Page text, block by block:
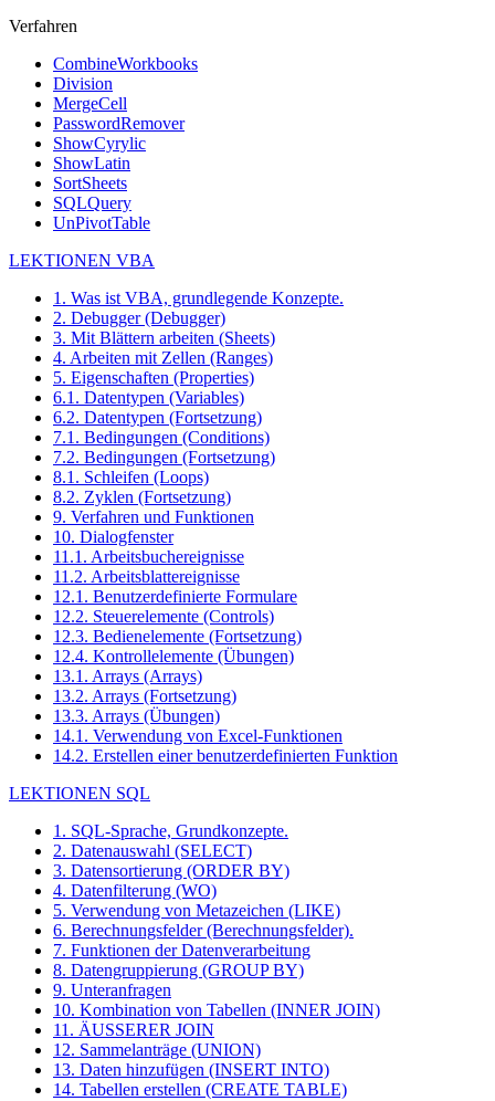
Verfahren
CombineWorkbooks
Division
MergeCell
PasswordRemover
ShowCyrylic
ShowLatin
SortSheets
SQLQuery
UnPivotTable
LEKTIONEN VBA
1. Was ist VBA, grundlegende Konzepte.
2. Debugger (Debugger)
3. Mit Blättern arbeiten (Sheets)
4. Arbeiten mit Zellen (Ranges)
5. Eigenschaften (Properties)
6.1. Datentypen (Variables)
6.2. Datentypen (Fortsetzung)
7.1. Bedingungen (Conditions)
7.2. Bedingungen (Fortsetzung)
8.1. Schleifen (Loops)
8.2. Zyklen (Fortsetzung)
9. Verfahren und Funktionen
10. Dialogfenster
11.1. Arbeitsbuchereignisse
11.2. Arbeitsblattereignisse
12.1. Benutzerdefinierte Formulare
12.2. Steuerelemente (Controls)
12.3. Bedienelemente (Fortsetzung)
12.4. Kontrollelemente (Übungen)
13.1. Arrays (Arrays)
13.2. Arrays (Fortsetzung)
13.3. Arrays (Übungen)
14.1. Verwendung von Excel-Funktionen
14.2. Erstellen einer benutzerdefinierten Funktion
LEKTIONEN SQL
1. SQL-Sprache, Grundkonzepte.
2. Datenauswahl (SELECT)
3. Datensortierung (ORDER BY)
4. Datenfilterung (WO)
5. Verwendung von Metazeichen (LIKE)
6. Berechnungsfelder (Berechnungsfelder).
7. Funktionen der Datenverarbeitung
8. Datengruppierung (GROUP BY)
9. Unteranfragen
10. Kombination von Tabellen (INNER JOIN)
11. ÄUSSERER JOIN
12. Sammelanträge (UNION)
13. Daten hinzufügen (INSERT INTO)
14. Tabellen erstellen (CREATE TABLE)